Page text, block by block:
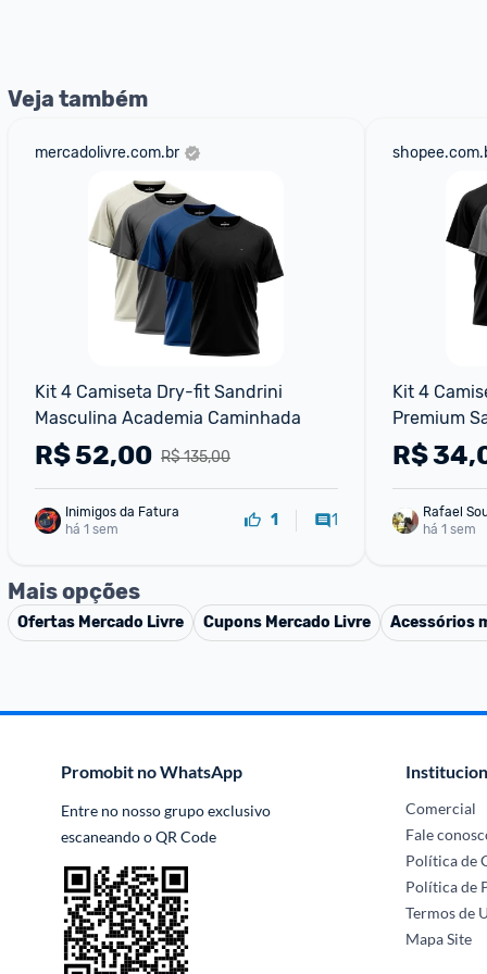
Veja também
mercadolivre.com.br
Kit 4 Camiseta Dry-fit Sandrini
Masculina Academia Caminhada
R$ 135,00
R$52,00
Inimigos da Fatura
há 1 sem
1 1
Kit 4
Premium
Masculina
R$
Rafael
há 1 sem
Mais opções
Ofertas Mercado Livre Cupons Mercado Livre Acessórios
Promobit no WhatsApp
Entre no nosso grupo exclusivo
escaneando o QR Code
Comercial
Fale
Política de
Política de
Termos de
Mapa Site